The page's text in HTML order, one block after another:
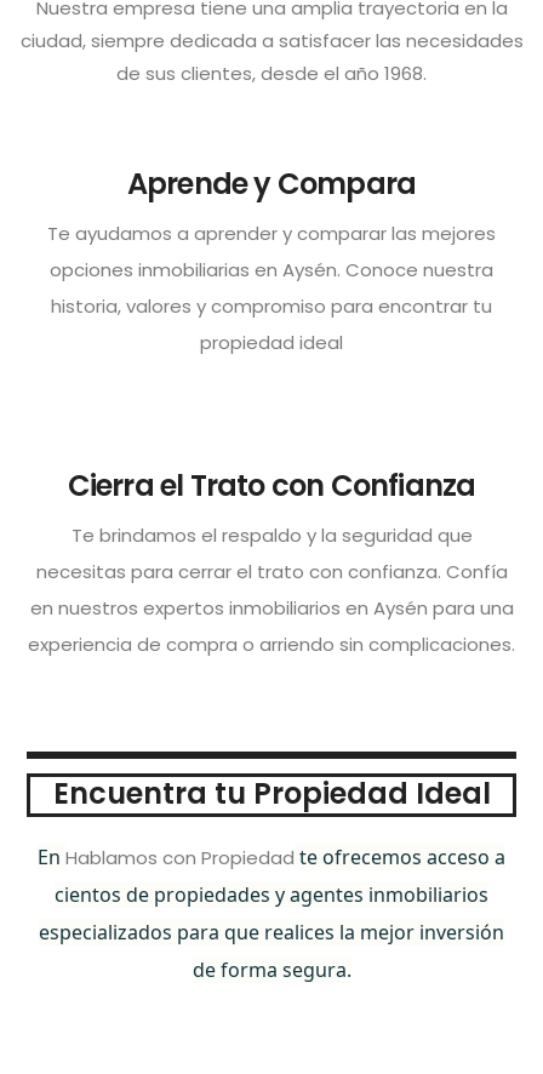
Nuestra empresa tiene una amplia trayectoria en la
ciudad, siempre dedicada a satisfacer las necesidades
de sus clientes, desde el año 1968.
Encuentra tu Propiedad Ideal
En Hablamos con Propiedad te ofrecemos acceso a
cientos de propiedades y agentes inmobiliarios
especializados para que realices la mejor inversión
de forma segura.
Aprende y Compara
Te ayudamos a aprender y comparar las mejores
opciones inmobiliarias en Aysén. Conoce nuestra
historia, valores y compromiso para encontrar tu
propiedad ideal
Cierra el Trato con Confianza
Te brindamos el respaldo y la seguridad que
necesitas para cerrar el trato con confianza. Confía
en nuestros expertos inmobiliarios en Aysén para una
experiencia de compra o arriendo sin complicaciones.